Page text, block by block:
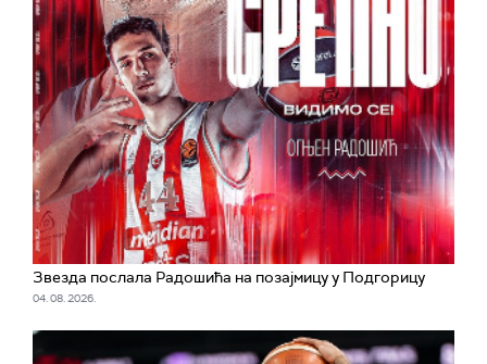
Звезда послала Радошића на позајмицу у Подгорицу
04. 08. 2026.